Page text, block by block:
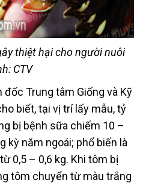
thiệt hại cho người nuôi
CTV
đốc Trung tâm Giống và Kỹ
biết, tại vị trí lấy mẫu, tỷ
bị bệnh sữa chiếm 10 –
kỳ năm ngoái; phổ biến là
0,5 – 0,6 kg. Khi tôm bị
tôm chuyển từ màu trắng